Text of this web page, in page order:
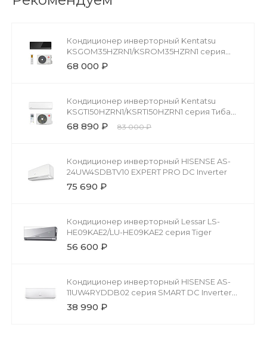
Кондиционер инверторный Kentatsu
KSGOM35HZRN1/KSROM35HZRN1 серия
Омори (Omori)
68 000 ₽
Кондиционер инверторный Kentatsu
KSGTI50HZRN1/KSRTI50HZRN1 серия Тиба
Инвертор (Tiba Inverter)
68 890 ₽ 83 000 ₽
Кондиционер инверторный HISENSE AS-
24UW4SDBTV10 EXPERT PRO DC Inverter
75 690 ₽
Кондиционер инверторный Lessar LS-
HE09KAE2/LU-HE09KAE2 серия Tiger
56 600 ₽
Кондиционер инверторный HISENSE AS-
11UW4RYDDB02 серия SMART DC Inverter
(R32)
38 990 ₽